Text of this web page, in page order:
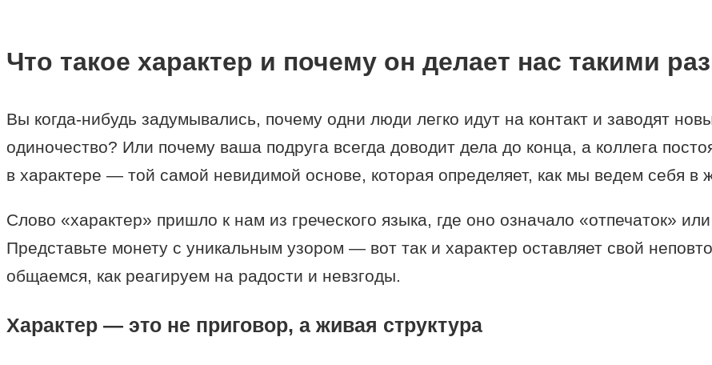
Что такое характер и почему он делает нас такими
Вы когда-нибудь задумывались, почему одни люди легко идут на контакт и заводят
одиночество? Или почему ваша подруга всегда доводит дела до конца, а коллега
в характере — той самой невидимой основе, которая определяет, как мы ведем себя в
Слово «характер» пришло к нам из греческого языка, где оно означало «отпечаток»
Представьте монету с уникальным узором — вот так и характер оставляет свой
общаемся, как реагируем на радости и невзгоды.
Характер — это не приговор, а живая структура